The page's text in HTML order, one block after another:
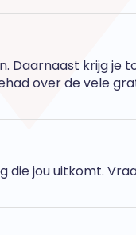
Daarnaast krijg je
over de vele
die jou uitkomt.